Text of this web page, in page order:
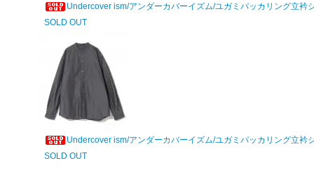
Undercover ism/アンダーカバーイズム/ユガミパッカリング立衿
SOLD OUT
Undercover ism/アンダーカバーイズム/ユガミパッカリング立衿
SOLD OUT